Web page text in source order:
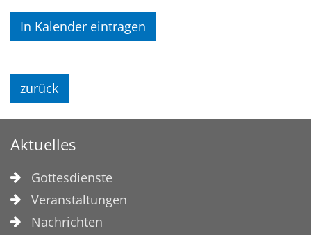
In Kalender eintragen
zurück
Aktuelles
Gottesdienste
Veranstaltungen
Nachrichten